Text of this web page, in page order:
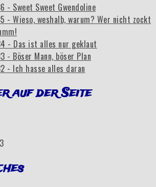
- Sweet Sweet Gwendoline
- Wieso, weshalb, warum? Wer nicht zockt
- Das ist alles nur geklaut
- Böser Mann, böser Plan
- Ich hasse alles daran
auf der Seite